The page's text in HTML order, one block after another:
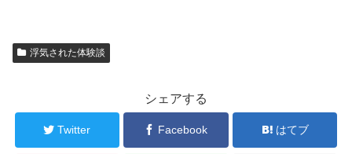
浮気された体験談
シェアする
Twitter Facebook はてブ